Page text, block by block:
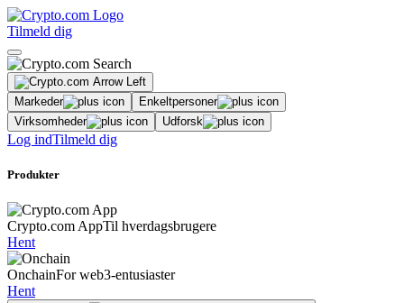
Tilmeld dig
Markeder
Enkeltpersoner
Virksomheder
Udforsk
Log indTilmeld dig
Produkter
Crypto.com AppTil hverdagsbrugere
Hent
OnchainFor web3-entusiaster
Hent